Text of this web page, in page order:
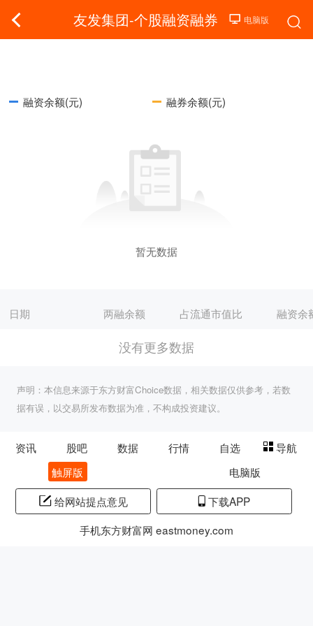
友发集团-个股融资融券
融资余额(元) 融券余额(元)
暂无数据
日期 两融余额 占流通市值比 融资余
没有更多数据
声明：本信息来源于东方财富Choice数据，相关数据仅供参考，若数
据有误，以交易所发布数据为准，不构成投资建议。
资讯 股吧 数据 行情 自选
导航
触屏版
电脑版
给网站提点意见
下载APP
手机东方财富网 eastmoney.com